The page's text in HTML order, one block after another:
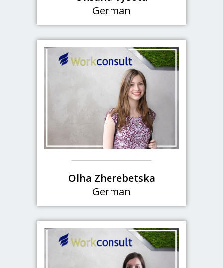
German
Olha Zherebetska
German